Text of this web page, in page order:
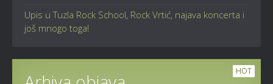
Upis u Tuzla Rock School, Rock Vrtić, najava koncerta i
još mnogo toga!
HOT